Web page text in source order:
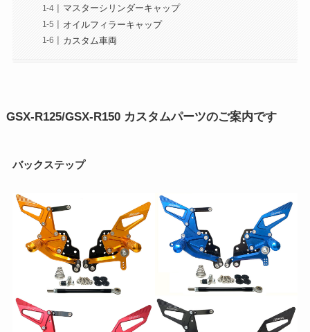
マスターシリンダーキャップ
オイルフィラーキャップ
カスタム車両
GSX-R125/GSX-R150 カスタムパーツのご案内です
バックステップ